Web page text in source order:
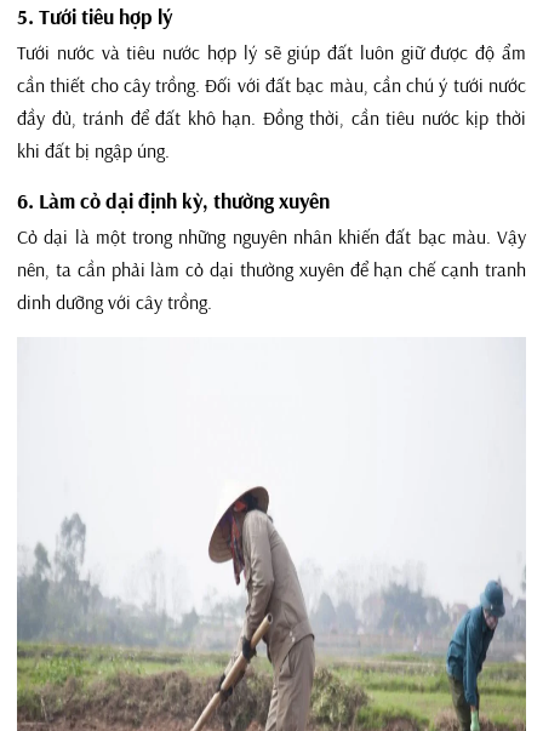
5. Tưới tiêu hợp lý
Tưới nước và tiêu nước hợp lý sẽ giúp đất luôn giữ được độ ẩm
cần thiết cho cây trồng. Đối với đất bạc màu, cần chú ý tưới nước
đầy đủ, tránh để đất khô hạn. Đồng thời, cần tiêu nước kịp thời
khi đất bị ngập úng.
6. Làm cỏ dại định kỳ, thường xuyên
Cỏ dại là một trong những nguyên nhân khiến đất bạc màu. Vậy
nên, ta cần phải làm cỏ dại thường xuyên để hạn chế cạnh tranh
dinh dưỡng với cây trồng.